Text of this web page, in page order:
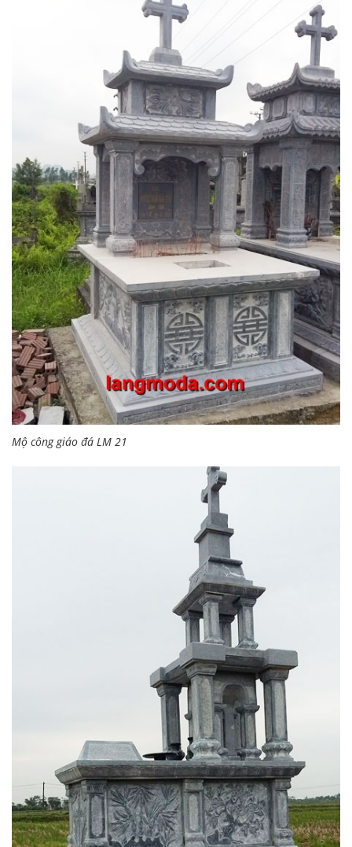
Mộ công giáo đá LM 21